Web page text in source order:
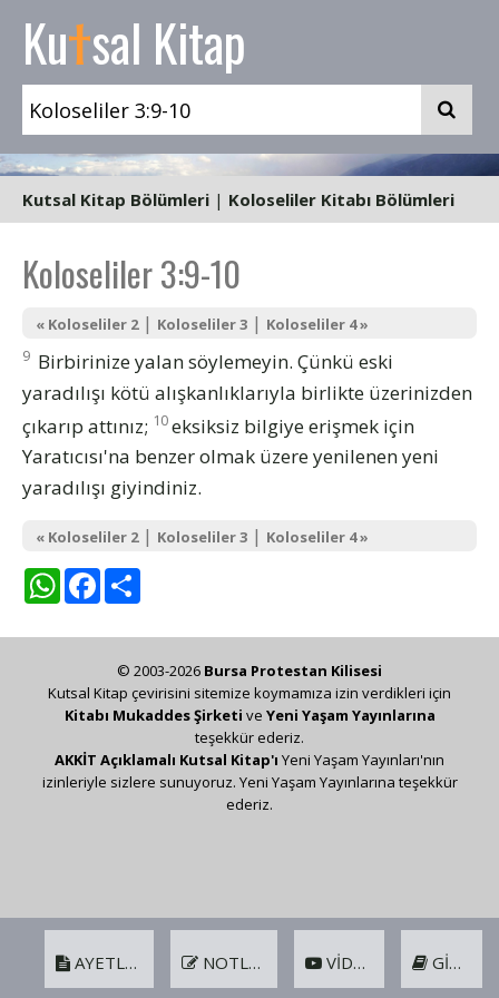
Kutsal Kitap
Kutsal Kitap Bölümleri | Koloseliler Kitabı Bölümleri
Koloseliler 3:9-10
« Koloseliler 2| Koloseliler 3 | Koloseliler 4 »
9 Birbirinize yalan söylemeyin. Çünkü eski
yaradılışı kötü alışkanlıklarıyla birlikte üzerinizden
çıkarıp attınız; 10eksiksiz bilgiye erişmek için
Yaratıcısı'na benzer olmak üzere yenilenen yeni
yaradılışı giyindiniz.
« Koloseliler 2| Koloseliler 3 | Koloseliler 4 »
WhatsAppFacebook
AYETLER NOTLAR VIDEO GIRIŞ
© 2003-2026 Bursa Protestan Kilisesi
Kutsal Kitap çevirisini sitemize koymamıza izin verdikleri için
Kitabı Mukaddes Şirketi ve Yeni Yaşam Yayınlarına
teşekkür ederiz.
AKKİT Açıklamalı Kutsal Kitap'ı Yeni Yaşam Yayınları'nın
izinleriyle sizlere sunuyoruz. Yeni Yaşam Yayınlarına teşekkür
ederiz.